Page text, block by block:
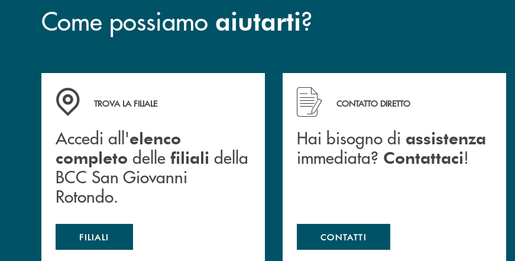
Come possiamo aiutarti?
Accedi all' elenco completo delle filiali della BCC San Giovanni Rotondo.
TROVA LA FILIALE
Accedi all'elenco
completo delle filiali della
BCC San Giovanni
Rotondo.
FILIALI
Hai bisogno di assistenza immediata? Contattaci !
CONTATTO DIRETTO
Hai bisogno di assistenza
immediata? Contattaci!
CONTATTI